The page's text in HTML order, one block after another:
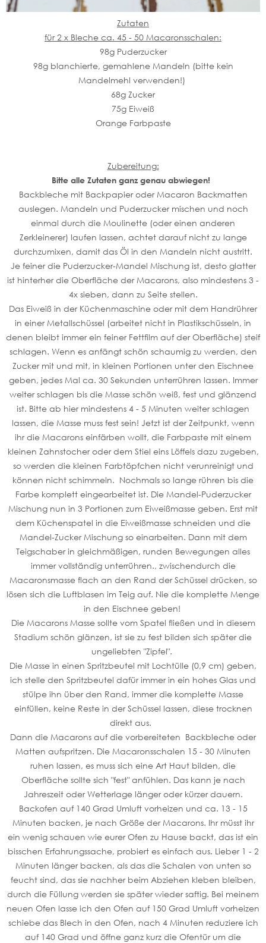
Zutaten
für 2 x Bleche ca. 45 - 50 Macaronsschalen:
98g Puderzucker
98g blanchierte, gemahlene Mandeln (bitte kein
Mandelmehl verwenden!)
68g Zucker
75g Eiweiß
Orange Farbpaste
Zubereitung:
Bitte alle Zutaten ganz genau abwiegen!
Backbleche mit Backpapier oder Macaron Backmatten
auslegen. Mandeln und Puderzucker mischen und noch
einmal durch die Moulinette (oder einen anderen
Zerkleinerer) laufen lassen, achtet darauf nicht zu lange
durchzumixen, damit das Öl in den Mandeln nicht austritt.
Je feiner die Puderzucker-Mandel Mischung ist, desto glatter
ist hinterher die Oberfläche der Macarons, also mindestens 3 -
4x sieben, dann zu Seite stellen.
Das Eiweiß in der Küchenmaschine oder mit dem Handrührer
in einer Metallschüssel (arbeitet nicht in Plastikschüsseln, in
denen bleibt immer ein feiner Fettfilm auf der Oberfläche) steif
schlagen. Wenn es anfängt schön schaumig zu werden, den
Zucker mit und mit, in kleinen Portionen unter den Eischnee
geben, jedes Mal ca. 30 Sekunden unterrühren lassen. Immer
weiter schlagen bis die Masse schön weiß, fest und glänzend
ist. Bitte ab hier mindestens 4 - 5 Minuten weiter schlagen
lassen, die Masse muss fest sein! Jetzt ist der Zeitpunkt, wenn
ihr die Macarons einfärben wollt, die Farbpaste mit einem
kleinen Zahnstocher oder dem Stiel eins Löffels dazu zugeben,
so werden die kleinen Farbtöpfchen nicht verunreinigt und
können nicht schimmeln. Nochmals so lange rühren bis die
Farbe komplett eingearbeitet ist. Die Mandel-Puderzucker
Mischung nun in 3 Portionen zum Eiweißmasse geben. Erst mit
dem Küchenspatel in die Eiweißmasse schneiden und die
Mandel-Zucker Mischung so einarbeiten. Dann mit dem
Teigschaber in gleichmäßigen, runden Bewegungen alles
immer vollständig unterrühren., zwischendurch die
Macaronsmasse flach an den Rand der Schüssel drücken, so
lösen sich die Luftblasen im Teig auf. Nie die komplette Menge
in den Eischnee geben!
Die Macarons Masse sollte vom Spatel fließen und in diesem
Stadium schön glänzen, ist sie zu fest bilden sich später die
ungeliebten "Zipfel".
Die Masse in einen Spritzbeutel mit Lochtülle (0,9 cm) geben,
ich stelle den Spritzbeutel dafür immer in ein hohes Glas und
stülpe ihn über den Rand, immer die komplette Masse
einfüllen, keine Reste in der Schüssel lassen, diese trocknen
direkt aus.
Dann die Macarons auf die vorbereiteten Backbleche oder
Matten aufspritzen. Die Macaronsschalen 15 - 30 Minuten
ruhen lassen, es muss sich eine Art Haut bilden, die
Oberfläche sollte sich "fest" anfühlen. Das kann je nach
Jahreszeit oder Wetterlage länger oder kürzer dauern.
Backofen auf 140 Grad Umluft vorheizen und ca. 13 - 15
Minuten backen, je nach Größe der Macarons. Ihr müsst ihr
ein wenig schauen wie eurer Ofen zu Hause backt, das ist ein
bisschen Erfahrungssache, probiert es einfach aus. Lieber 1 - 2
Minuten länger backen, als das die Schalen von unten so
feucht sind, das sie nachher beim Abziehen kleben bleiben,
durch die Füllung werden sie später wieder saftig. Bei meinem
neuen Ofen lasse ich den Ofen auf 150 Grad Umluft vorheizen
schiebe das Blech in den Ofen, nach 4 Minuten reduziere ich
auf 140 Grad und öffne ganz kurz die Ofentür um die